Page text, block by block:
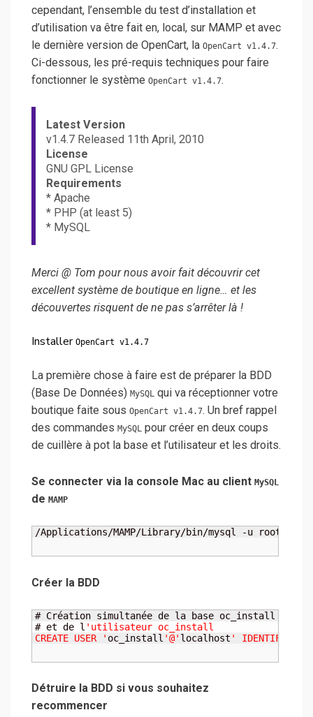
cependant, l’ensemble du test d’installation et
d’utilisation va être fait en, local, sur MAMP et avec
le dernière version de OpenCart, la OpenCart v1.4.7.
Ci-dessous, les pré-requis techniques pour faire
fonctionner le système OpenCart v1.4.7.
Latest Version
v1.4.7 Released 11th April, 2010
License
GNU GPL License
Requirements
* Apache
* PHP (at least 5)
* MySQL
Merci @ Tom pour nous avoir fait découvrir cet
excellent système de boutique en ligne… et les
découvertes risquent de ne pas s’arrêter là !
Installer OpenCart v1.4.7
La première chose à faire est de préparer la BDD
(Base De Données) MySQL qui va réceptionner votre
boutique faite sous OpenCart v1.4.7. Un bref rappel
des commandes MySQL pour créer en deux coups
de cuillère à pot la base et l’utilisateur et les droits.
Se connecter via la console Mac au client MySQL
de MAMP
/Applications/MAMP/Library/bin/mysql -u root -p
Créer la BDD
# Création simultanée de la base oc_install
# et de l 'utilisateur oc_install
CREATE USER ' oc_install '@' localhost ' IDENTIFIED
Détruire la BDD si vous souhaitez
recommencer